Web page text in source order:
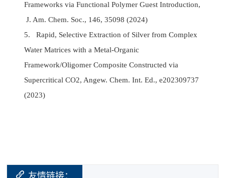
Frameworks via Functional Polymer Guest Introduction,
J. Am. Chem. Soc., 146, 35098 (2024)
5. Rapid, Selective Extraction of Silver from Complex
Water Matrices with a Metal-Organic
Framework/Oligomer Composite Constructed via
Supercritical CO2, Angew. Chem. Int. Ed., e202309737
(2023)
友情链接：